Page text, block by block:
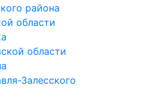
района
области
области
Залесского